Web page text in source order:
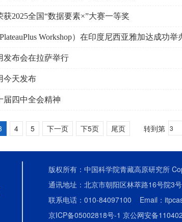
2025全国“数据要素×”大赛一等奖
PlateauPlus Workshop）在印度尼西亚雅加达成功举
发布会在拉萨举行
今天发布
届四中全会精神
4 5 下一页 下5页 尾页 转到第
版权所有：中国科学院青藏高原研究所
通讯地址：北京市朝阳区林萃路16号院3
联系电话：010-84097100 Email：
京ICP备05002818号-1 京公网安备